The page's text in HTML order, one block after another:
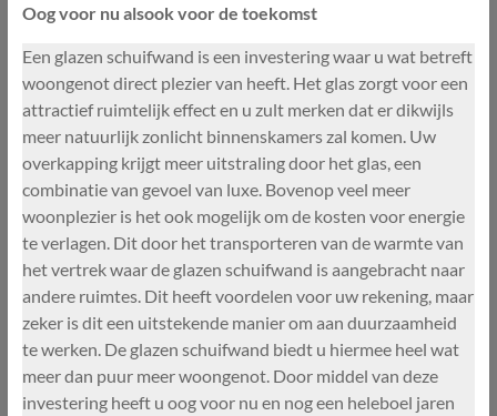
Oog voor nu alsook voor de toekomst
Een glazen schuifwand is een investering waar u wat betreft
woongenot direct plezier van heeft. Het glas zorgt voor een
attractief ruimtelijk effect en u zult merken dat er dikwijls
meer natuurlijk zonlicht binnenskamers zal komen. Uw
overkapping krijgt meer uitstraling door het glas, een
combinatie van gevoel van luxe. Bovenop veel meer
woonplezier is het ook mogelijk om de kosten voor energie
te verlagen. Dit door het transporteren van de warmte van
het vertrek waar de glazen schuifwand is aangebracht naar
andere ruimtes. Dit heeft voordelen voor uw rekening, maar
zeker is dit een uitstekende manier om aan duurzaamheid
te werken. De glazen schuifwand biedt u hiermee heel wat
meer dan puur meer woongenot. Door middel van deze
investering heeft u oog voor nu en nog een heleboel jaren